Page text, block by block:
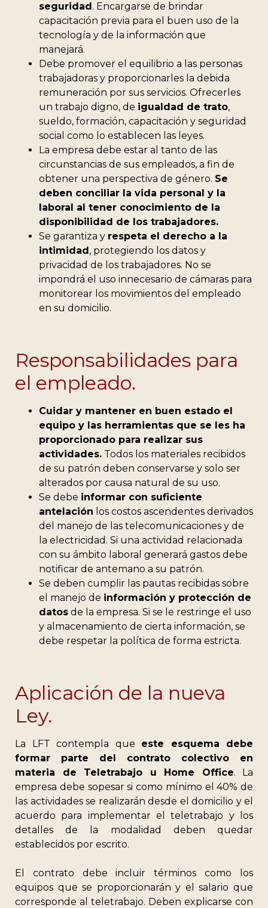
seguridad . Encargarse de brindar
capacitación previa para el buen uso de la
tecnología y de la información que
manejará.
Debe promover el equilibrio a las personas
trabajadoras y proporcionarles la debida
remuneración por sus servicios. Ofrecerles
un trabajo digno, de igualdad de trato,
sueldo, formación, capacitación y seguridad
social como lo establecen las leyes.
La empresa debe estar al tanto de las
circunstancias de sus empleados, a fin de
obtener una perspectiva de género. Se
deben conciliar la vida personal y la
laboral al tener conocimiento de la
disponibilidad de los trabajadores.
Se garantiza y respeta el derecho a la
intimidad , protegiendo los datos y
privacidad de los trabajadores. No se
impondrá el uso innecesario de cámaras para
monitorear los movimientos del empleado
en su domicilio.
Responsabilidades para
el empleado.
Cuidar y mantener en buen estado el
equipo y las herramientas que se les ha
proporcionado para realizar sus
actividades. Todos los materiales recibidos
de su patrón deben conservarse y solo ser
alterados por causa natural de su uso.
Se debe informar con suficiente
antelación los costos ascendentes derivados
del manejo de las telecomunicaciones y de
la electricidad. Si una actividad relacionada
con su ámbito laboral generará gastos debe
notificar de antemano a su patrón.
Se deben cumplir las pautas recibidas sobre
el manejo de información y protección de
datos de la empresa. Si se le restringe el uso
y almacenamiento de cierta información, se
debe respetar la política de forma estricta.
Aplicación de la nueva
Ley.
La LFT contempla que este esquema debe
formar parte del contrato colectivo en
materia de Teletrabajo u Home Office. La
empresa debe sopesar si como mínimo el 40% de
las actividades se realizarán desde el domicilio y el
acuerdo para implementar el teletrabajo y los
detalles de la modalidad deben quedar
establecidos por escrito.
El contrato debe incluir términos como los
equipos que se proporcionarán y el salario que
corresponde al teletrabajo. Deben explicarse con